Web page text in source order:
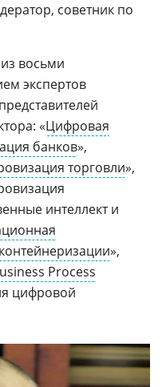
советник по
восьми
экспертов
«Цифровая
банков»,
торговли»,
интеллект и
»,
Process
цифровой